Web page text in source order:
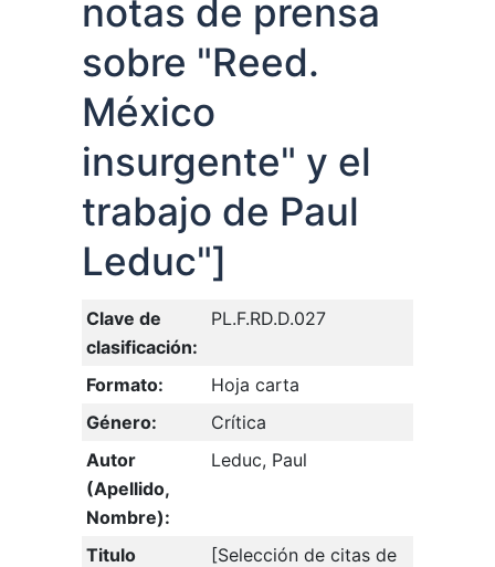
notas de prensa
sobre "Reed.
México
insurgente" y el
trabajo de Paul
Leduc"]
Clave de
clasificación:
PL.F.RD.D.027
Formato:
Hoja carta
Género:
Crítica
Autor
(Apellido,
Nombre):
Leduc, Paul
Titulo
[Selección de citas de